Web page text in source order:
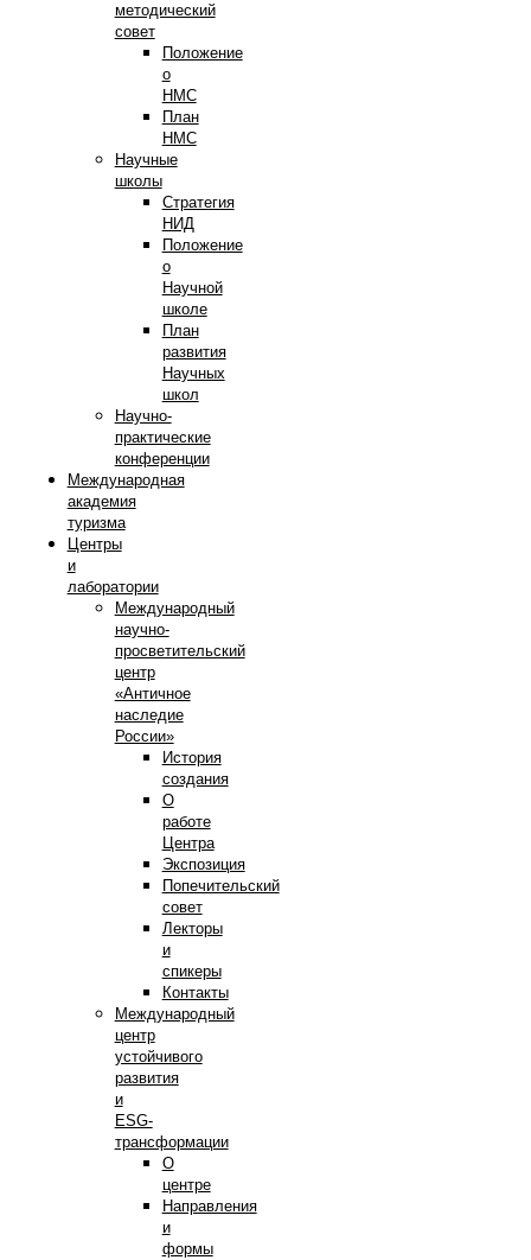
методический
совет
Положение
о
НМС
План
НМС
Научные
школы
Стратегия
НИД
Положение
о
Научной
школе
План
развития
Научных
школ
Научно-
практические
конференции
Международная
академия
туризма
Центры
и
лаборатории
Международный
научно-
просветительский
центр
«Античное
наследие
России»
История
создания
О
работе
Центра
Экспозиция
Попечительский
совет
Лекторы
и
спикеры
Контакты
Международный
центр
устойчивого
развития
и
ESG-
трансформации
О
центре
Направления
и
формы